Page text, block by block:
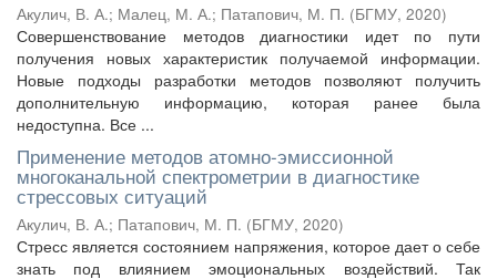
Акулич, В. А.; Малец, М. А.; Патапович, М. П. (БГМУ, 2020)
Совершенствование методов диагностики идет по пути
получения новых характеристик получаемой информации.
Новые подходы разработки методов позволяют получить
дополнительную информацию, которая ранее была
недоступна. Все ...
Применение методов атомно-эмиссионной
многоканальной спектрометрии в диагностике
стрессовых ситуаций
Акулич, В. А.; Патапович, М. П. (БГМУ, 2020)
Стресс является состоянием напряжения, которое дает о себе
знать под влиянием эмоциональных воздействий. Так